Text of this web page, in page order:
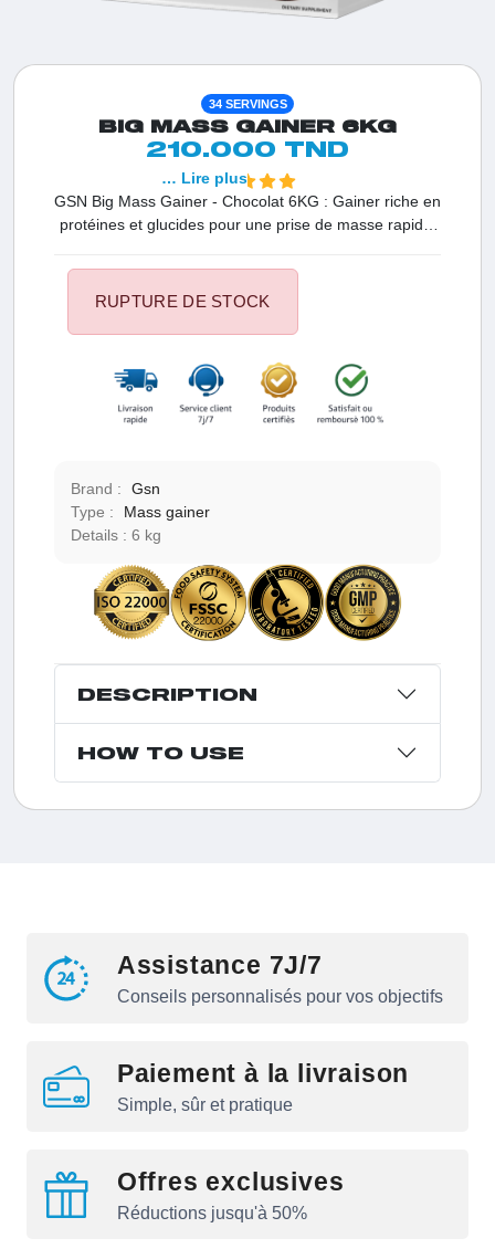
34 SERVINGS
BIG MASS GAINER 6KG
210.000 TND
GSN Big Mass Gainer - Chocolat 6KG : Gainer riche en
protéines et glucides pour une prise de masse rapide,
… Lire plus
RUPTURE DE STOCK
Brand :
Gsn
Type :
Mass gainer
Details :
6 kg
DESCRIPTION
HOW TO USE
Assistance 7J/7
Conseils personnalisés pour vos objectifs
Paiement à la livraison
Simple, sûr et pratique
Offres exclusives
Réductions jusqu'à 50%